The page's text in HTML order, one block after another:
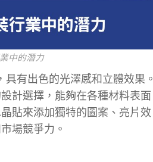
中的潛力
具有出色的光澤感和立體效果。
計選擇，能夠在各種材料表面
貼來添加獨特的圖案、亮片效
場競爭力。